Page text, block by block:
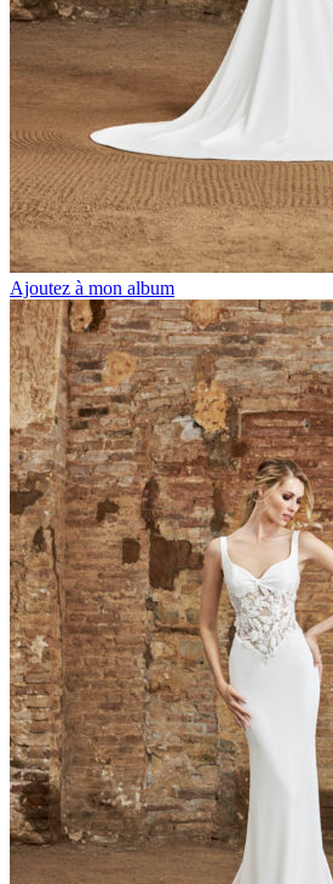
Ajoutez à mon album